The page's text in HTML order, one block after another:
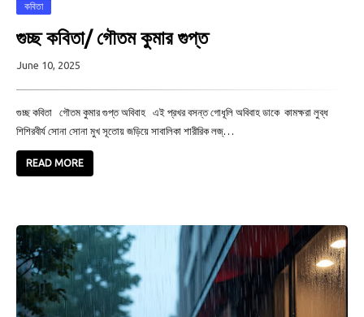
কবিতা
গুচ্ছ কবিতা/ গৌতম কুমার গুপ্ত
June 10, 2025
গুচ্ছ কবিতা গৌতম কুমার গুপ্ত অবিবাহ এই প্রখর বসন্ত গোধূলি অবিবাহ ডাকে কামক্ষরা লুব্ধ
শিশিরবীর্য সোনা সোনা মুখ সূতোয় জড়িয়ে সাবালিকা শারীরিক লজ্…
READ MORE